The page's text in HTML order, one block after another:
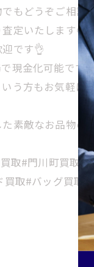
もどうぞご相談
定いたします🌻
です👌
現金化可能です
う方もお気軽に
素敵なお品物の
取#門川町買取#
取#バッグ買取